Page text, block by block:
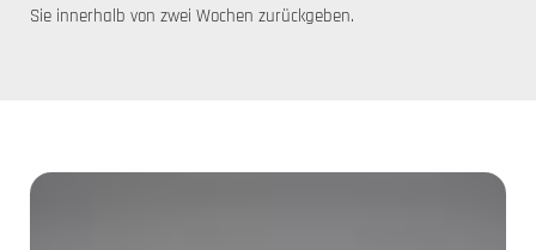
Sie innerhalb von zwei Wochen zurückgeben.